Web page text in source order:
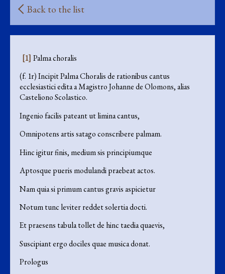
Back to the list
[1] Palma choralis
(f. 1r) Incipit Palma Choralis de rationibus cantus
ecclesiastici edita a Magistro Johanne de Olomons, alias
Casteliono Scolastico.
Ingenio facilis pateant ut limina cantus,
Omnipotens artis satago conscribere palmam.
Hinc igitur finis, medium sis principiumque
Aptosque pueris modulandi praebeat actos.
Nam quia si primum cantus gravis aspicietur
Notum tunc leviter reddet solertia docti.
Et praesens tabula tollet de hinc taedia quaevis,
Suscipiant ergo dociles quae musica donat.
Prologus